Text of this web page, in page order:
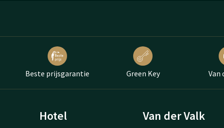
Beste prijsgarantie Green Key Van
Hotel Van der Valk